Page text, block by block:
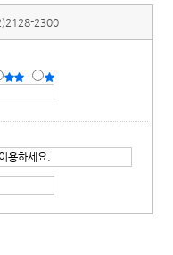
2300